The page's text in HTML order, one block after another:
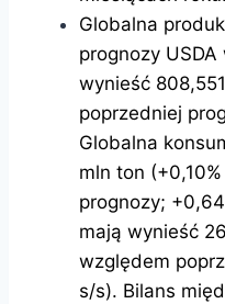
Globalna
prognozy
wynieść
poprzedniej
Globalna
mln ton
prognozy;
mają wynieść
względem
s/s). Bilans